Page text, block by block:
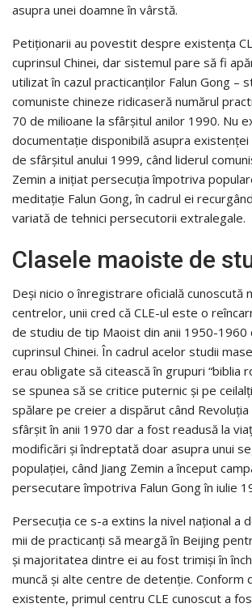
asupra unei doamne în vârstă.
Petiţionarii au povestit despre existenţa
cuprinsul Chinei, dar sistemul pare să fi
utilizat în cazul practicanţilor Falun Gong –
comuniste chineze ridicaseră numărul
70 de milioane la sfârşitul anilor 1990. Nu
documentaţie disponibilă asupra existenţei
de sfârşitul anului 1999, când liderul
Zemin a iniţiat persecuţia împotriva
meditaţie Falun Gong, în cadrul ei
variată de tehnici persecutorii extralegale.
Clasele maoiste de
Deşi nicio o înregistrare oficială cunoscută
centrelor, unii cred că CLE-ul este o
de studiu de tip Maoist din anii 1950-
cuprinsul Chinei. În cadrul acelor studii
erau obligate să citească în grupuri “biblia
se spunea să se critice puternic şi pe
spălare pe creier a dispărut când Revoluţia
sfârşit în anii 1970 dar a fost readusă la
modificări şi îndreptată doar asupra unui
populaţiei, când Jiang Zemin a început
persecutare împotriva Falun Gong în iulie
Persecuţia ce s-a extins la nivel naţional a
mii de practicanţi să meargă în Beijing
şi majoritatea dintre ei au fost trimişi în
muncă şi alte centre de detenţie. Conform
existente, primul centru CLE cunoscut a